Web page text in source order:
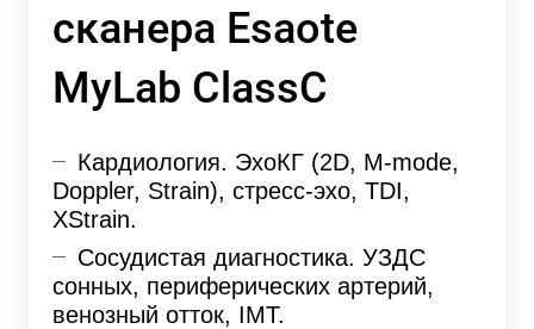
сканера Esaote
MyLab ClassC
Кардиология. ЭхоКГ (2D, M-mode,
Doppler, Strain), стресс-эхо, TDI,
XStrain.
Сосудистая диагностика. УЗДС
сонных, периферических артерий,
венозный отток, IMT.